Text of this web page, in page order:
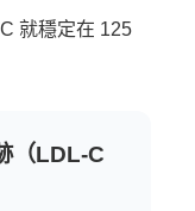
就穩定在 125
（LDL-C